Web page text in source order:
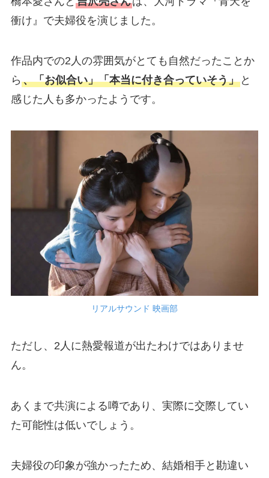
衝け』で夫婦役を演じました。
作品内での2人の雰囲気がとても自然だったことか
ら 、「お似合い」「本当に付き合っていそう」と
感じた人も多かったようです。
リアルサウンド 映画部
ただし、2人に熱愛報道が出たわけではありませ
ん。
あくまで共演による噂であり、実際に交際してい
た可能性は低いでしょう。
夫婦役の印象が強かったため、結婚相手と勘違い